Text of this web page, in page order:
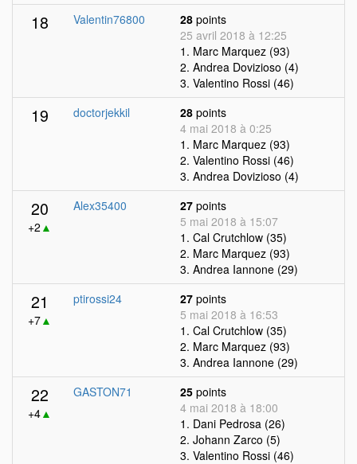
18 Valentin76800 28 points
25 avril 2018 à 12:25
1. Marc Marquez (93)
2. Andrea Dovizioso (4)
3. Valentino Rossi (46)
19 doctorjekkil 28 points
4 mai 2018 à 0:25
1. Marc Marquez (93)
2. Valentino Rossi (46)
3. Andrea Dovizioso (4)
20
+2 ▲
Alex35400 27 points
5 mai 2018 à 15:07
1. Cal Crutchlow (35)
2. Marc Marquez (93)
3. Andrea Iannone (29)
21
+7▲
ptirossi24 27 points
5 mai 2018 à 16:53
1. Cal Crutchlow (35)
2. Marc Marquez (93)
3. Andrea Iannone (29)
22
+4▲
GASTON71 25 points
4 mai 2018 à 18:00
1. Dani Pedrosa (26)
2. Johann Zarco (5)
3. Valentino Rossi (46)